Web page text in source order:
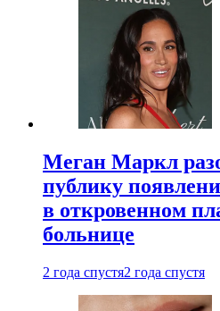
Меган Маркл
публику
в откровенном
больнице
2 года спустя2 года спустя